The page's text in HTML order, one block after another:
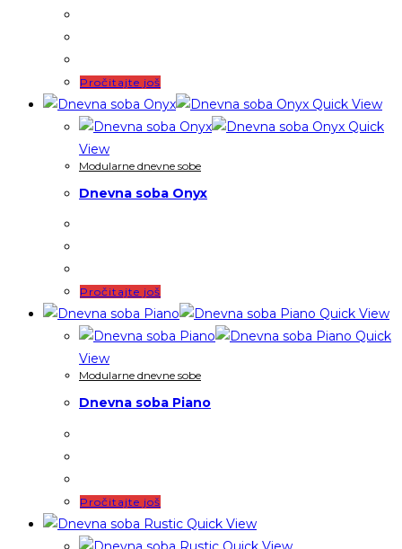
Pročitajte još
Quick View
Quick
View
Modularne dnevne sobe
Dnevna soba Onyx
Pročitajte još
Quick View
Quick
View
Modularne dnevne sobe
Dnevna soba Piano
Pročitajte još
Quick View